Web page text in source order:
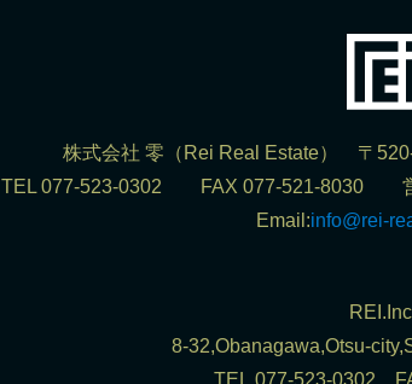
株式会社 零（Rei Real Estate） 〒
TEL 077-523-0302 FAX 077-521-8030 営
Email:info@rei-
8-32,Obanagawa,Otsu-
TEL.077-523-0302